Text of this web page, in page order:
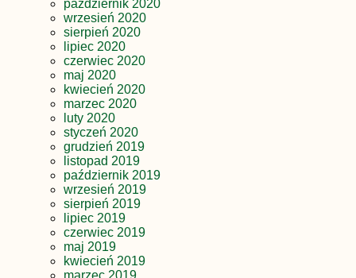
październik 2020
wrzesień 2020
sierpień 2020
lipiec 2020
czerwiec 2020
maj 2020
kwiecień 2020
marzec 2020
luty 2020
styczeń 2020
grudzień 2019
listopad 2019
październik 2019
wrzesień 2019
sierpień 2019
lipiec 2019
czerwiec 2019
maj 2019
kwiecień 2019